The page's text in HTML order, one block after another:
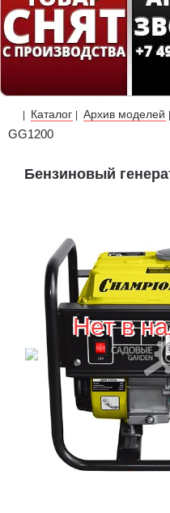
| Каталог | Архив моделей |
GG1200
Бензиновый
Нет в